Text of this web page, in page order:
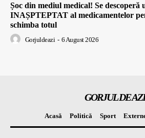
Șoc din mediul medical! Se descoperă
INAȘPTEPTAT al medicamentelor
schimba totul
Gorjuldeazi - 6 August 2026
GORJUL DE AZI
Acasă Politică Sport